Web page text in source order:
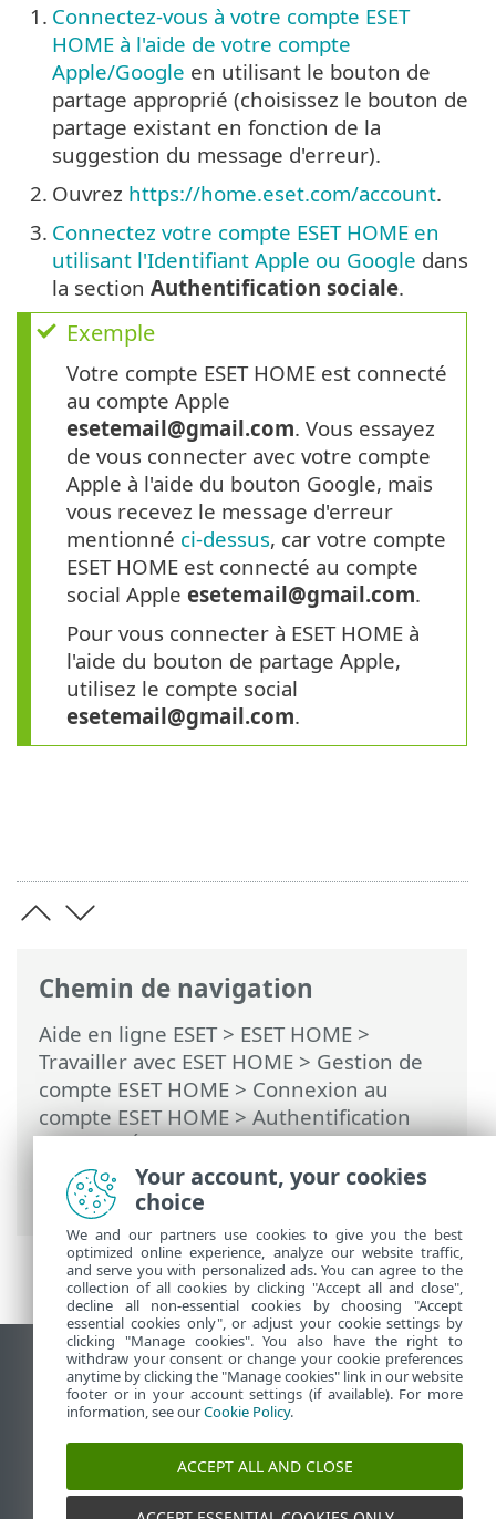
Chemin de navigation
Aide en ligne ESET> ESET HOME >
Travailler avec ESET HOME > Gestion de
compte ESET HOME > Connexion au
compte ESET HOME>Authentification
sociale> Échec de Authentification
sociale : l'adresse courriel est déjà
utilisée
1. Connectez-vous à votre compte ESET
HOME à l'aide de votre compte
Apple/Google en utilisant le bouton de
partage approprié (choisissez le bouton de
partage existant en fonction de la
suggestion du message d'erreur).
2. Ouvrez https://home.eset.com/account.
3. Connectez votre compte ESET HOME en
utilisant l'Identifiant Apple ou Google dans
la section Authentification sociale.
Exemple
Votre compte ESET HOME est connecté
au compte Apple
esetemail@gmail.com. Vous essayez
de vous connecter avec votre compte
Apple à l'aide du bouton Google, mais
vous recevez le message d'erreur
mentionné ci-dessus, car votre compte
ESET HOME est connecté au compte
social Apple esetemail@gmail.com.
Pour vous connecter à ESET HOME à
l'aide du bouton de partage Apple,
utilisez le compte social
esetemail@gmail.com.
Afficher le site des postes de travail
End of Life
Base de connaissances ESET
Forum ESET
ESET Status Portal
Support régional
Your account, your cookies
choice
We and our partners use cookies to give you the best
optimized online experience, analyze our website traffic,
and serve you with personalized ads. You can agree to the
collection of all cookies by clicking "Accept all and close",
decline all non-essential cookies by choosing "Accept
essential cookies only", or adjust your cookie settings by
clicking "Manage cookies". You also have the right to
withdraw your consent or change your cookie preferences
anytime by clicking the "Manage cookies" link in our website
footer or in your account settings (if available). For more
information, see ourCookie Policy.
ACCEPT ALL AND CLOSE